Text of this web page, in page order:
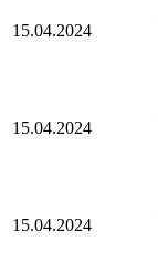
15.04.2024
15.04.2024
15.04.2024